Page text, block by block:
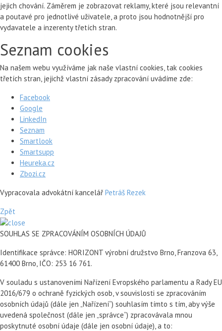
jejich chování. Záměrem je zobrazovat reklamy, které jsou relevantní
a poutavé pro jednotlivé uživatele, a proto jsou hodnotnější pro
vydavatele a inzerenty třetích stran.
Seznam cookies
Na našem webu využíváme jak naše vlastní cookies, tak cookies
třetích stran, jejichž vlastní zásady zpracování uvádíme zde:
Facebook
Google
LinkedIn
Seznam
Smartlook
Smartsupp
Heureka.cz
Zbozi.cz
Vypracovala advokátní kancelář Petráš Rezek
Zpět
SOUHLAS SE ZPRACOVÁNÍM OSOBNÍCH ÚDAJŮ
Identifikace správce: HORIZONT výrobní družstvo Brno, Franzova 63,
61400 Brno, IČO: 253 16 761.
V souladu s ustanoveními Nařízení Evropského parlamentu a Rady EU
2016/679 o ochraně fyzických osob, v souvislosti se zpracováním
osobních údajů (dále jen „Nařízení“) souhlasím tímto s tím, aby výše
uvedená společnost (dále jen „správce“) zpracovávala mnou
poskytnuté osobní údaje (dále jen osobní údaje), a to: